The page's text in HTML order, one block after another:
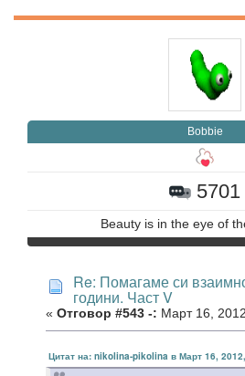
Bobbie
5701
Beauty is in the eye of
Re: Помагаме си
години. Част V
« Отговор #543 -: Март 16,
Цитат на: nikolina-pikolina в Март 16,